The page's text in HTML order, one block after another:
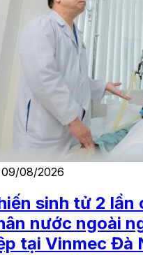
09/08/2026
sinh tử 2 lần
nước ngoài
tại Vinmec Đà